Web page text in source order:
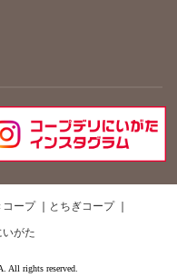
コープ とちぎコープ
いがた
All rights reserved.